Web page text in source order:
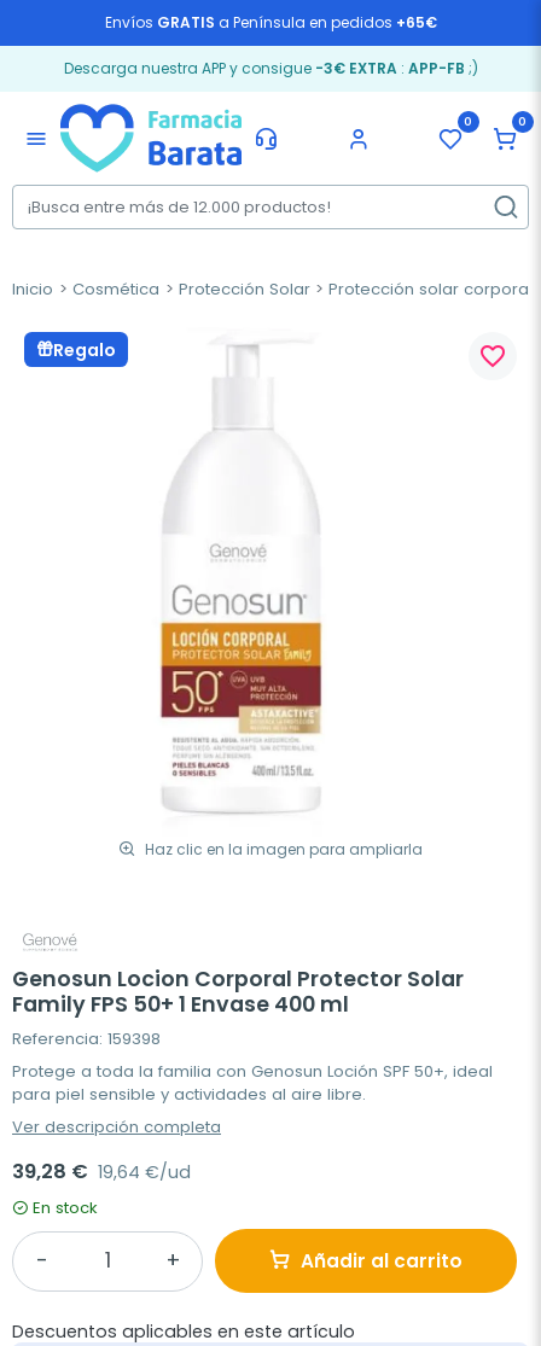
Envíos GRATIS a Península en pedidos +65€
Descarga nuestra APP y consigue -3€ EXTRA: APP-FB ;)
menu
0 0
Inicio Cosmética Protección Solar Protección solar corporal
Regalo
Haz clic en la imagen para ampliarla
favorite_border
Genosun Locion Corporal Protector Solar
Family FPS 50+ 1 Envase 400 ml
Referencia: 159398
Protege a toda la familia con Genosun Loción SPF 50+, ideal
para piel sensible y actividades al aire libre.
Ver descripción completa
39,28 € 19,64 €/ud
En stock
Añadir al carrito
Descuentos aplicables en este artículo